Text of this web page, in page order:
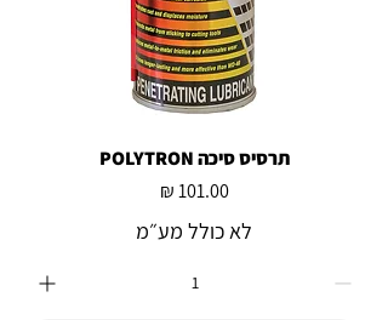
תרסיס סיכה POLYTRON
מחיר
‏101.00 ‏₪
לא כולל מע״מ